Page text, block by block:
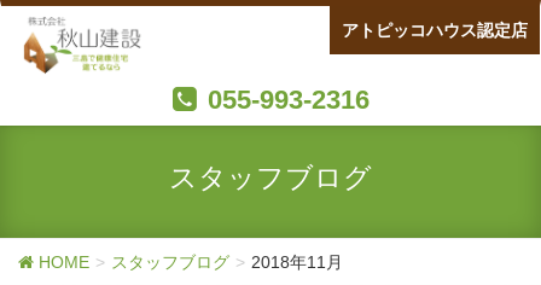
055-993-2316
アトピッコハウス認定店
スタッフブログ
HOME スタッフブログ 2018年11月